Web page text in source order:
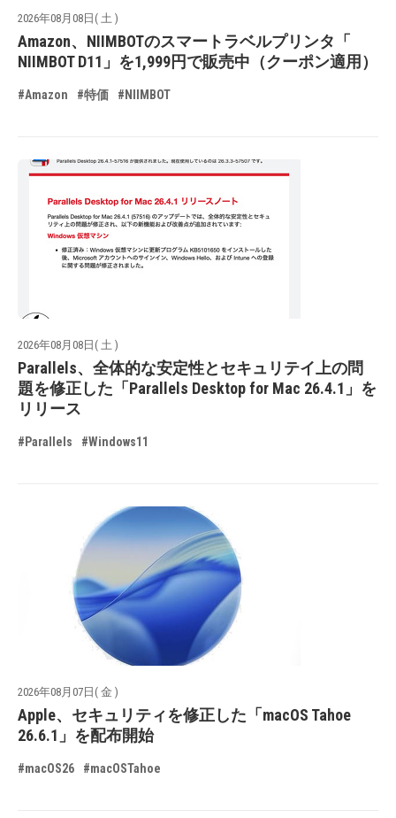
2026年08月08日( 土 )
Amazon、NIIMBOTのスマートラベルプリンタ「
NIIMBOT D11」を1,999円で販売中（クーポン適用）
#Amazon #特価 #NIIMBOT
2026年08月08日( 土 )
Parallels、全体的な安定性とセキュリテイ上の問
題を修正した「Parallels Desktop for Mac 26.4.1」を
リリース
#Parallels #Windows11
2026年08月07日( 金 )
Apple、セキュリティを修正した「macOS Tahoe
26.6.1」を配布開始
#macOS26 #macOSTahoe